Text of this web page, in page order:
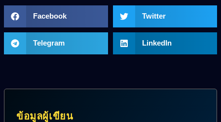
Facebook Twitter
Telegram LinkedIn
ข้อมูลผู้เขียน